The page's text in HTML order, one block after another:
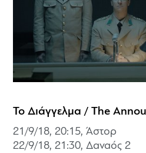
Το Διάγγελμα / The
21/9/18, 20:15, Άστορ
22/9/18, 21:30,Δαναός 2